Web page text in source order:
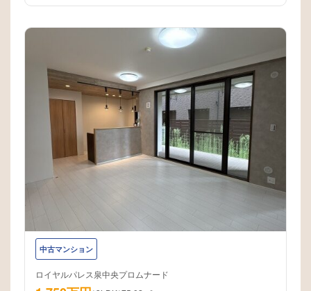
中古マンション
ロイヤルパレス泉中央プロムナード